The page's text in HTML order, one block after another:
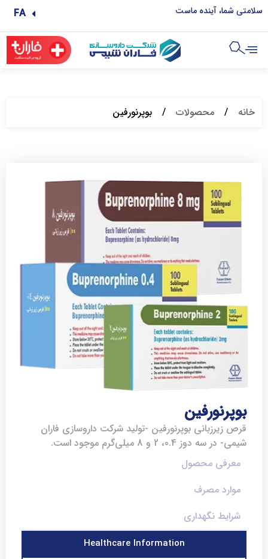
FA سلامتی شما، آینده ماست
خانه / محصولات / بوپرنورفین
بوپرنورفین
قرص زیرزبانی بوپرنورفین -تولید شرکت داروسازی فاران
شیمی- در سه دوز 0.4، 2 و 8 میلی‌گرم موجود است.
معرفی محصول
موارد مصرف
شرایط نگهداری
Healthcare Information